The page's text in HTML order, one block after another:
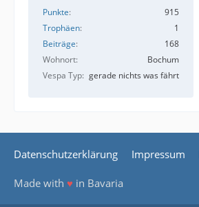
Punkte
915
Trophäen
1
Beiträge
168
Wohnort
Bochum
Vespa Typ gerade nichts was fährt
Datenschutzerklärung Impressum
Made with ♥ in Bavaria